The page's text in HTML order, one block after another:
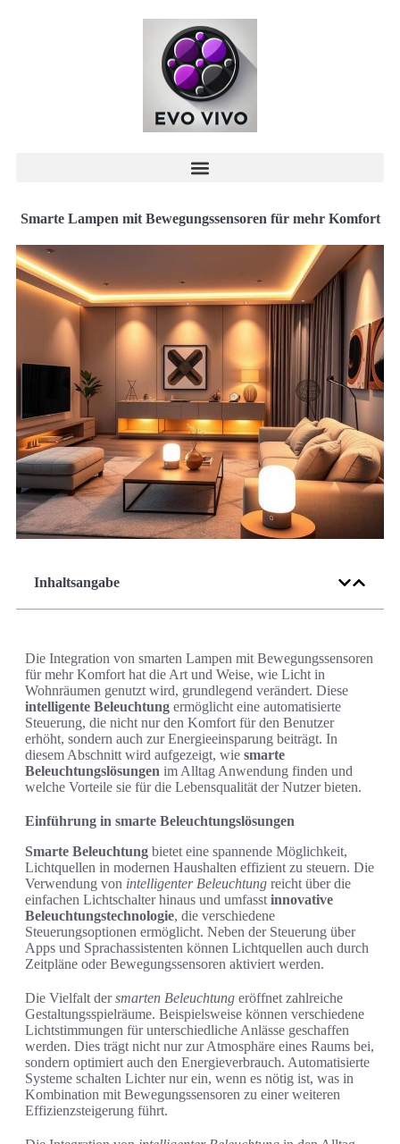
Smarte Lampen mit Bewegungssensoren für mehr Komfort
Inhaltsangabe
Die Integration von smarten Lampen mit Bewegungssensoren
für mehr Komfort hat die Art und Weise, wie Licht in
Wohnräumen genutzt wird, grundlegend verändert. Diese
intelligente Beleuchtung ermöglicht eine automatisierte
Steuerung, die nicht nur den Komfort für den Benutzer
erhöht, sondern auch zur Energieeinsparung beiträgt. In
diesem Abschnitt wird aufgezeigt, wie smarte
Beleuchtungslösungen im Alltag Anwendung finden und
welche Vorteile sie für die Lebensqualität der Nutzer bieten.
Einführung in smarte Beleuchtungslösungen
Smarte Beleuchtung bietet eine spannende Möglichkeit,
Lichtquellen in modernen Haushalten effizient zu steuern. Die
Verwendung von intelligenter Beleuchtung reicht über die
einfachen Lichtschalter hinaus und umfasst innovative
Beleuchtungstechnologie, die verschiedene
Steuerungsoptionen ermöglicht. Neben der Steuerung über
Apps und Sprachassistenten können Lichtquellen auch durch
Zeitpläne oder Bewegungssensoren aktiviert werden.
Die Vielfalt dersmarten Beleuchtung eröffnet zahlreiche
Gestaltungsspielräume. Beispielsweise können verschiedene
Lichtstimmungen für unterschiedliche Anlässe geschaffen
werden. Dies trägt nicht nur zur Atmosphäre eines Raums bei,
sondern optimiert auch den Energieverbrauch. Automatisierte
Systeme schalten Lichter nur ein, wenn es nötig ist, was in
Kombination mit Bewegungssensoren zu einer weiteren
Effizienzsteigerung führt.